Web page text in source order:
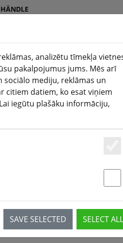
3D
drukāšana(aktuelle
Deal
Depot
Atjaunināt
kodu uz
analizētu tīmekļa
pakalpojumus jums. Mēs arī
mediju, reklāmas un
citiem datiem, ko esat viņiem
iegūtu plašāku informāciju,
SAVE SELECTED SELECT ALL